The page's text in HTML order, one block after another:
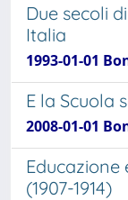
Due secoli
Italia
1993-01-01
E la Scuola
2008-01-01
Educazione
(1907-1914)